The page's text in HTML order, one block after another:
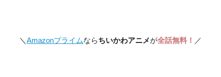
＼ Amazonプライムならちいかわアニメが全話無料！ ／